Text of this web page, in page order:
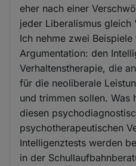
eher nach einer
jeder Liberalismus gleich
Ich nehme zwei
Argumentation: den
Verhaltenstherapie, die
für die neoliberale
und trimmen sollen. Was
diesen
psychotherapeutischen
Intelligenztests werden
in der